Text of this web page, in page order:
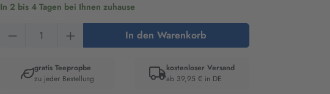
In 2 bis 4 Tagen bei Ihnen zuhause
Produkt Anzahl: Gib den gewünschten Wert ein
In den Warenkorb
gratis Teepropbe
zu jeder Bestellung
kostenloser Versand
ab 39,95 € in DE